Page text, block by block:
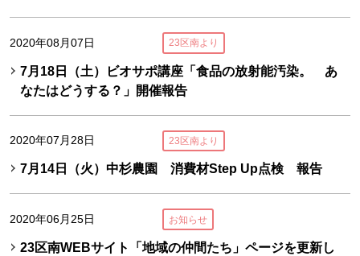
2020年08月07日 23区南より
7月18日（土）ビオサポ講座「食品の放射能汚染。 あ
なたはどうする？」開催報告
2020年07月28日 23区南より
7月14日（火）中杉農園 消費材Step Up点検 報告
2020年06月25日 お知らせ
23区南WEBサイト「地域の仲間たち」ページを更新し